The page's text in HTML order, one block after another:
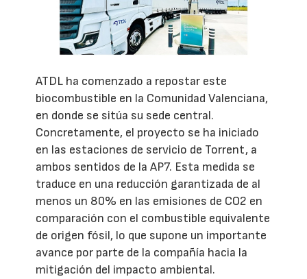
ATDL ha comenzado a repostar este
biocombustible en la Comunidad Valenciana,
en donde se sitúa su sede central.
Concretamente, el proyecto se ha iniciado
en las estaciones de servicio de Torrent, a
ambos sentidos de la AP7. Esta medida se
traduce en una reducción garantizada de al
menos un 80% en las emisiones de CO2 en
comparación con el combustible equivalente
de origen fósil, lo que supone un importante
avance por parte de la compañía hacia la
mitigación del impacto ambiental.